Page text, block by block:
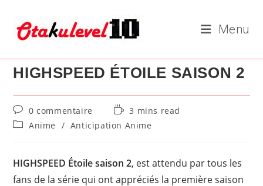
content
Menu
HIGHSPEED ÉTOILE SAISON 2
Commentaires
de
la
0 commentaire
Temps
lecture :
3 mins read
PostAnime / Anticipation Anime
HIGHSPEED Étoile saison 2, est attendu par tous les
fans de la série qui ont appréciés la première saison